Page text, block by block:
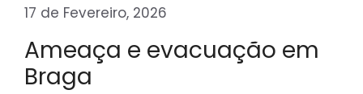
17 de Fevereiro, 2026
Ameaça e evacuação em
Braga